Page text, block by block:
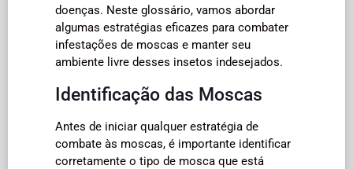
doenças. Neste glossário, vamos abordar
algumas estratégias eficazes para combater
infestações de moscas e manter seu
ambiente livre desses insetos indesejados.
Identificação das Moscas
Antes de iniciar qualquer estratégia de
combate às moscas, é importante identificar
corretamente o tipo de mosca que está